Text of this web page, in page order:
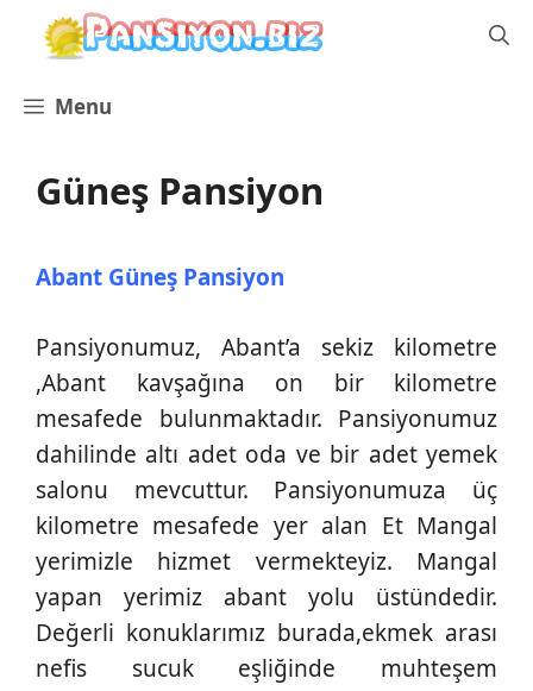
İçeriğe
Menu
Güneş Pansiyon
Abant Güneş Pansiyon
Pansiyonumuz, Abant’a sekiz kilometre
,Abant kavşağına on bir kilometre
mesafede bulunmaktadır. Pansiyonumuz
dahilinde altı adet oda ve bir adet yemek
salonu mevcuttur. Pansiyonumuza üç
kilometre mesafede yer alan Et Mangal
yerimizle hizmet vermekteyiz. Mangal
yapan yerimiz abant yolu üstündedir.
Değerli konuklarımız burada,ekmek arası
nefis sucuk eşliğinde muhteşem